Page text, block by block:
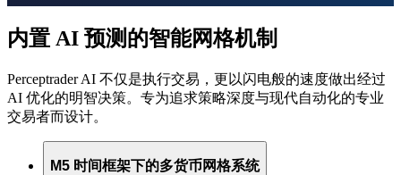
内置 AI 预测的智能网格机制
Perceptrader AI 不仅是执行交易，更以闪电般的速度做出经过
AI 优化的明智决策。专为追求策略深度与现代自动化的专业
交易者而设计。
M5 时间框架下的多货币网格系统